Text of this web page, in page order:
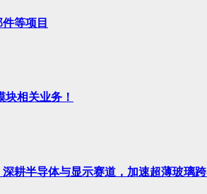
等项目
块相关业务！
耕半导体与显示赛道，加速超薄玻璃